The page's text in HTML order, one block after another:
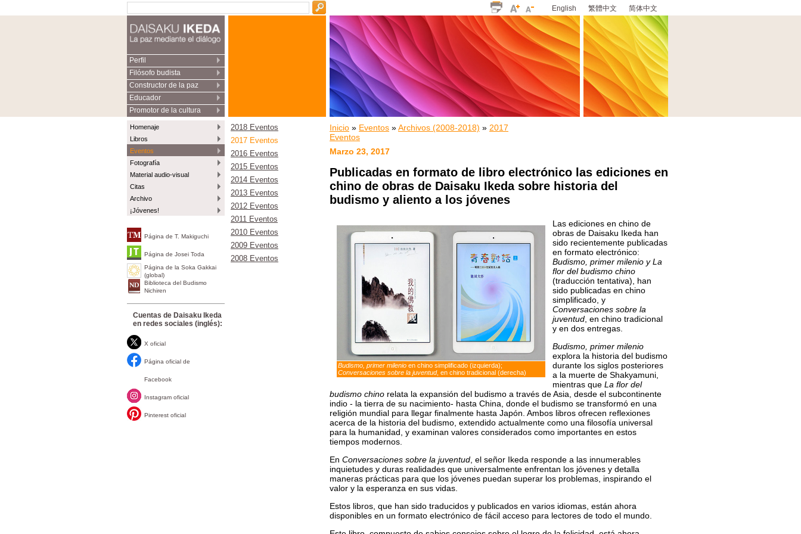
English 繁體中文 简体中文
Perfil
Filósofo budista
Constructor de la paz
Educador
Promotor de la cultura
Homenaje
Libros
Eventos
Fotografía
Material audio-visual
Citas
Archivo
¡Jóvenes!
Página de T. Makiguchi
Página de Josei Toda
Página de la Soka Gakkai
(global)
Biblioteca del Budismo
Nichiren
Cuentas de Daisaku Ikeda
en redes sociales (inglés):
X oficial
Página oficial de
Facebook
Instagram oficial
Pinterest oficial
2018 Eventos
2017 Eventos
2016 Eventos
2015 Eventos
2014 Eventos
2013 Eventos
2012 Eventos
2011 Eventos
2010 Eventos
2009 Eventos
2008 Eventos
Inicio » Eventos »Archivos (2008-2018) » 2017
Eventos
Marzo 23, 2017
Publicadas en formato de libro electrónico las ediciones en
chino de obras de Daisaku Ikeda sobre historia del
budismo y aliento a los jóvenes
Budismo, primer milenio en chino simplificado (izquierda);
Conversaciones sobre la juventud, en chino tradicional (derecha)
Las ediciones en chino de
obras de Daisaku Ikeda han
sido recientemente publicadas
en formato electrónico:
Budismo, primer milenio y La
flor del budismo chino
(traducción tentativa), han
sido publicadas en chino
simplificado, y
Conversaciones sobre la
juventud , en chino tradicional
y en dos entregas.
Budismo, primer milenio
explora la historia del budismo
durante los siglos posteriores
a la muerte de Shakyamuni,
mientras que La flor del
budismo chino relata la expansión del budismo a través de Asia, desde el subcontinente
indio - la tierra de su nacimiento- hasta China, donde el budismo se transformó en una
religión mundial para llegar finalmente hasta Japón. Ambos libros ofrecen reflexiones
acerca de la historia del budismo, extendido actualmente como una filosofía universal
para la humanidad, y examinan valores considerados como importantes en estos
tiempos modernos.
En Conversaciones sobre la juventud , el señor Ikeda responde a las innumerables
inquietudes y duras realidades que universalmente enfrentan los jóvenes y detalla
maneras prácticas para que los jóvenes puedan superar los problemas, inspirando el
valor y la esperanza en sus vidas.
Estos libros, que han sido traducidos y publicados en varios idiomas, están ahora
disponibles en un formato electrónico de fácil acceso para lectores de todo el mundo.